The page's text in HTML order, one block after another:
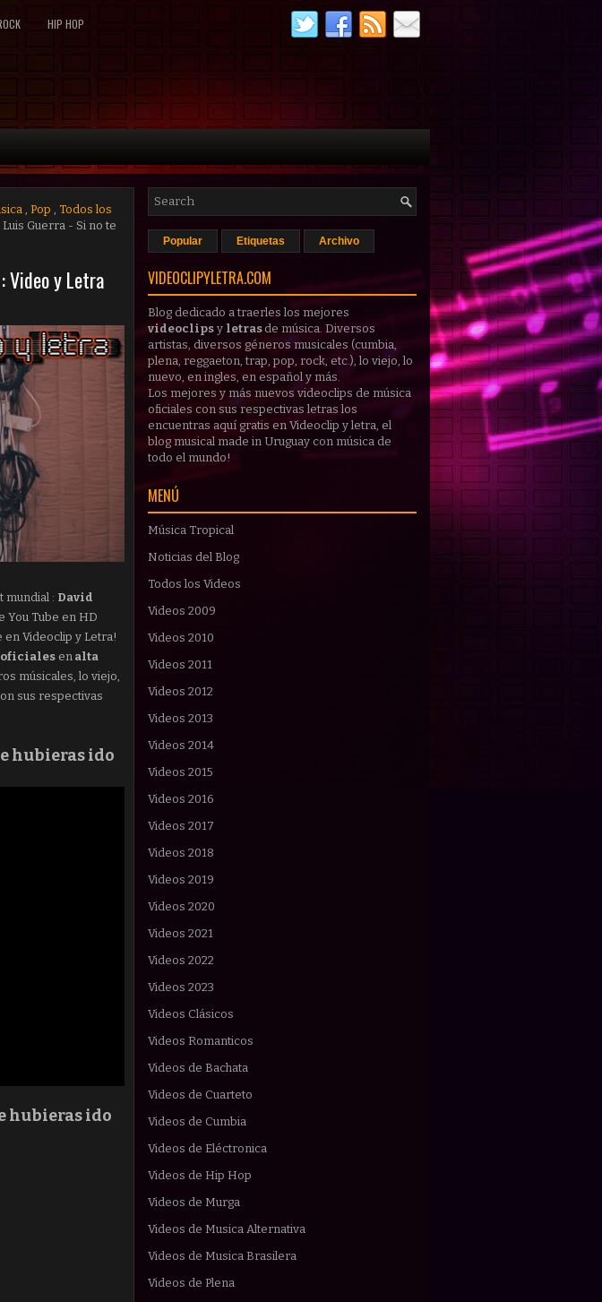
HIP HOP
, Pop , Todos los
Guerra - Si no te
Video y Letra
mundial : David
You Tube en HD
en Videoclip y Letra!
en alta
músicales, lo viejo,
sus respectivas
hubieras ido
hubieras ido
Popular Etiquetas Archivo
VIDEOCLIPYLETRA.COM
Blog dedicado a traerles los mejores
videoclips y letras de música. Diversos
artistas, diversos géneros musicales (cumbia,
plena, reggaeton, trap, pop, rock, etc.), lo viejo, lo
nuevo, en ingles, en español y más.
Los mejores y más nuevos videoclips de música
oficiales con sus respectivas letras los
encuentras aquí gratis en Videoclip y letra, el
blog musical made in Uruguay con música de
todo el mundo!
MENÚ
Música Tropical
Noticias del Blog
Todos los Videos
Videos 2009
Videos 2010
Videos 2011
Videos 2012
Videos 2013
Videos 2014
Videos 2015
Videos 2016
Videos 2017
Videos 2018
Videos 2019
Videos 2020
Videos 2021
Videos 2022
Videos 2023
Videos Clásicos
Videos Romanticos
Videos de Bachata
Videos de Cuarteto
Videos de Cumbia
Videos de Eléctronica
Videos de Hip Hop
Videos de Murga
Videos de Musica Alternativa
Videos de Musica Brasilera
Videos de Plena